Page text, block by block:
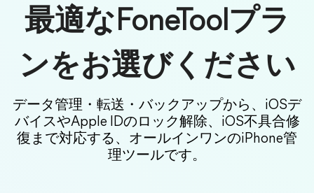
最適なFoneToolプラ
ンをお選びください
データ管理・転送・バックアップから、iOSデ
バイスやApple IDのロック解除、iOS不具合修
復まで対応する、オールインワンのiPhone管
理ツールです。